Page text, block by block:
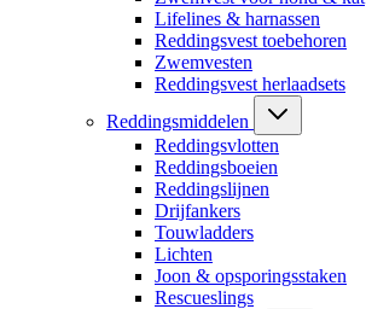
Lifelines & harnassen
Reddingsvest toebehoren
Zwemvesten
Reddingsvest herlaadsets
Reddingsmiddelen
Reddingsvlotten
Reddingsboeien
Reddingslijnen
Drijfankers
Touwladders
Lichten
Joon & opsporingsstaken
Rescueslings